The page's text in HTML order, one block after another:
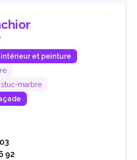
intérieur et peinture
stuc-marbre
92